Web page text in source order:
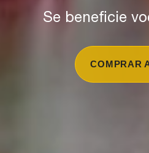
Se beneficie
COMPRAR